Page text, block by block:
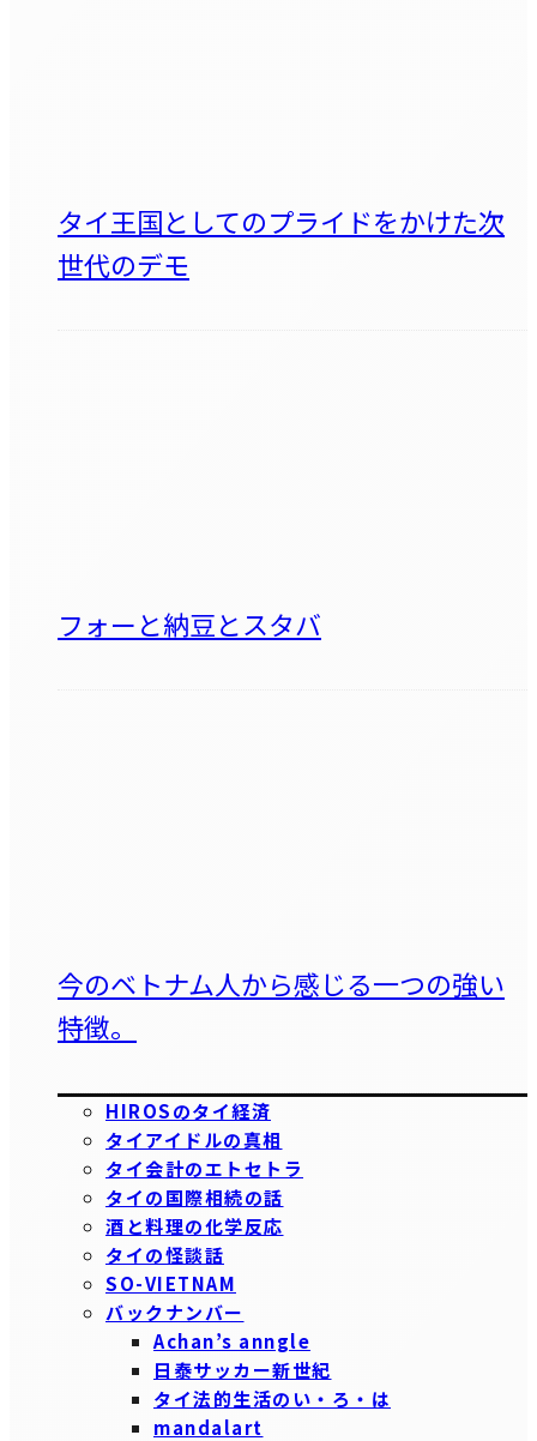
タイ王国としてのプライドをかけた次
世代のデモ
フォーと納豆とスタバ
今のベトナム人から感じる一つの強い
特徴。
HIROSのタイ経済
タイアイドルの真相
タイ会計のエトセトラ
タイの国際相続の話
酒と料理の化学反応
タイの怪談話
SO-VIETNAM
バックナンバー
Achan’s anngle
日泰サッカー新世紀
タイ法的生活のい・ろ・は
mandalart